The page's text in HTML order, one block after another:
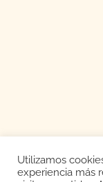
Utilizamos
experiencia más